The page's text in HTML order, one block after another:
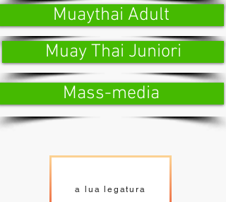
Muaythai Adult
Muay Thai Juniori
Mass-media
a lua legatura